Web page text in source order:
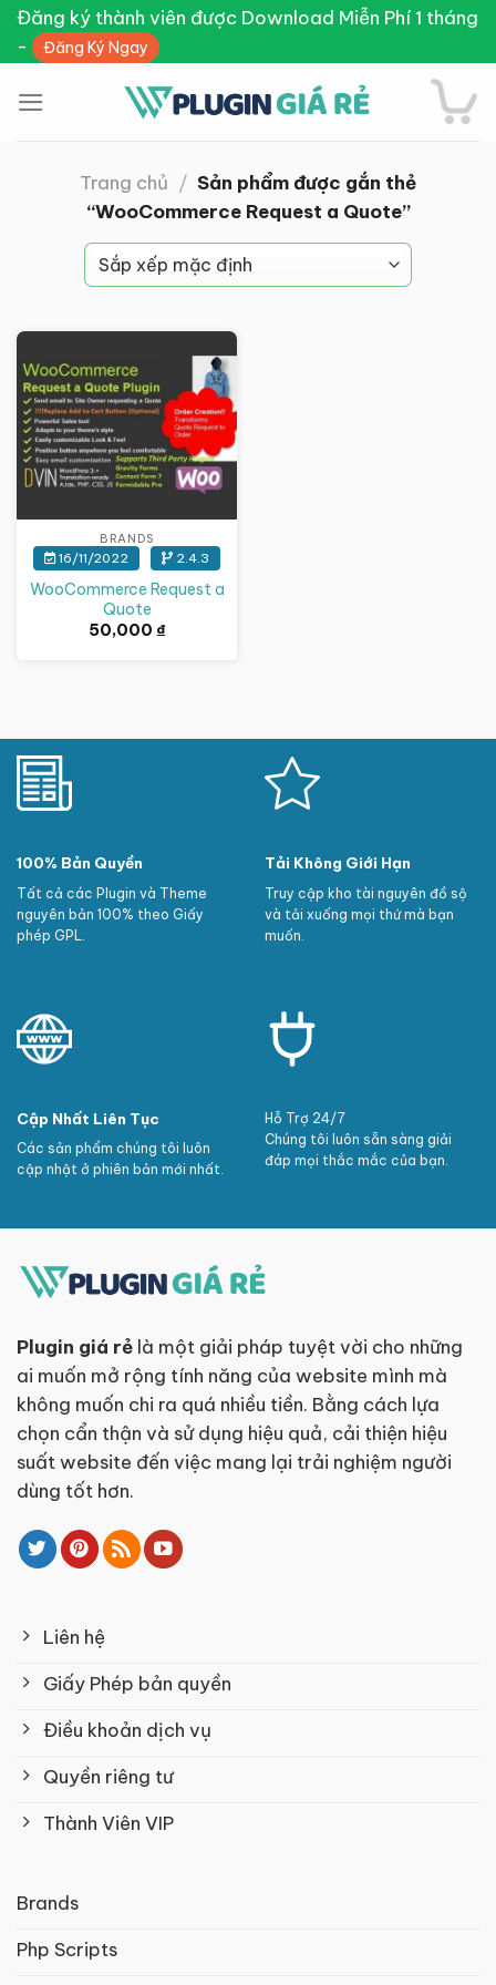
Skip
content
Đăng ký thành viên được Download Miễn Phí 1 tháng
-
Đăng Ký Ngay
Trang chủ / Sản phẩm được gắn thẻ
“WooCommerce Request a Quote”
BRANDS
16/11/2022 2.4.3
WooCommerce Request a
Quote
50,000 ₫
100% Bản Quyền
Tất cả các Plugin và Theme
nguyên bản 100% theo Giấy
phép GPL.
Tải Không Giới Hạn
Truy cập kho tài nguyên đồ sộ
và tải xuống mọi thứ mà bạn
muốn.
Cập Nhất Liên Tục
Các sản phẩm chúng tôi luôn
cập nhật ở phiên bản mới nhất.
Hỗ Trợ 24/7
Chúng tôi luôn sẵn sàng giải
đáp mọi thắc mắc của bạn.
Plugin giá rẻ là một giải pháp tuyệt vời cho những
ai muốn mở rộng tính năng của website mình mà
không muốn chi ra quá nhiều tiền. Bằng cách lựa
chọn cẩn thận và sử dụng hiệu quả, cải thiện hiệu
suất website đến việc mang lại trải nghiệm người
dùng tốt hơn.
Liên hệ
Giấy Phép bản quyền
Điều khoản dịch vụ
Quyền riêng tư
Thành Viên VIP
Brands
Php Scripts